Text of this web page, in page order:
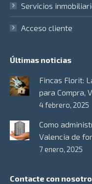
Servicios
Acceso cliente
Últimas noticias
Fincas Florit:
para Compra,
4 febrero, 2025
Como
Valencia de
7 enero, 2025
Contacte con